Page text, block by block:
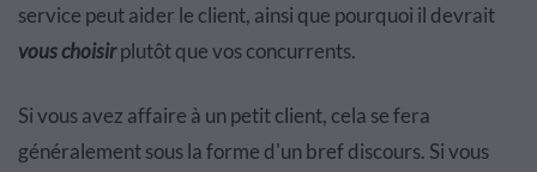
service peut aider le client, ainsi que pourquoi il devrait
vous choisirplutôt que vos concurrents.
Si vous avez affaire à un petit client, cela se fera
généralement sous la forme d'un bref discours. Si vous